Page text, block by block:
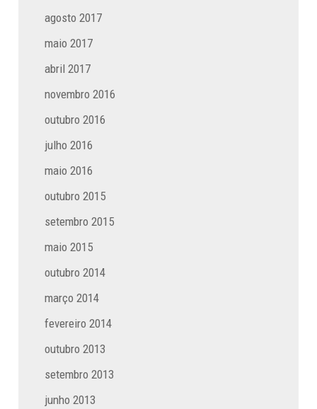
agosto 2017
maio 2017
abril 2017
novembro 2016
outubro 2016
julho 2016
maio 2016
outubro 2015
setembro 2015
maio 2015
outubro 2014
março 2014
fevereiro 2014
outubro 2013
setembro 2013
junho 2013